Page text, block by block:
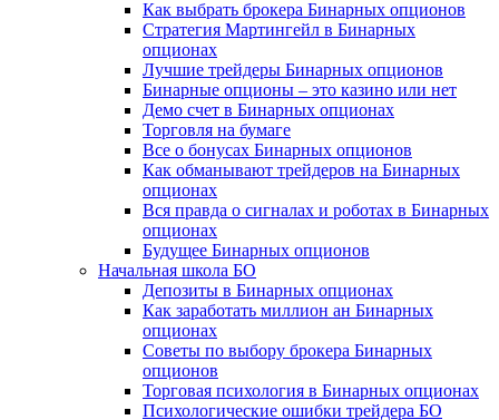
Как выбрать брокера Бинарных опционов
Стратегия Мартингейл в Бинарных
опционах
Лучшие трейдеры Бинарных опционов
Бинарные опционы – это казино или нет
Демо счет в Бинарных опционах
Торговля на бумаге
Все о бонусах Бинарных опционов
Как обманывают трейдеров на Бинарных
опционах
Вся правда о сигналах и роботах в Бинарных
опционах
Будущее Бинарных опционов
Начальная школа БО
Депозиты в Бинарных опционах
Как заработать миллион ан Бинарных
опционах
Советы по выбору брокера Бинарных
опционов
Торговая психология в Бинарных опционах
Психологические ошибки трейдера БО